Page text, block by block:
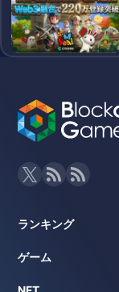
ランキング
ゲーム